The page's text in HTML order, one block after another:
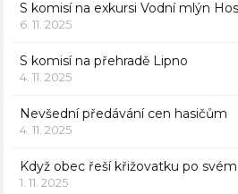
S komisí na exkursi Vodní mlýn
6. 11. 2025
S komisí na přehradě Lipno
4. 11. 2025
Nevšední předávání cen hasičům
4. 11. 2025
Když obec řeší křižovatku po svém
1. 11. 2025